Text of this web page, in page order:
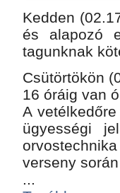
Kedden
és alapozó
tagunknak
Csütörtökön
16 óráig van
A
ügyességi
verseny
...